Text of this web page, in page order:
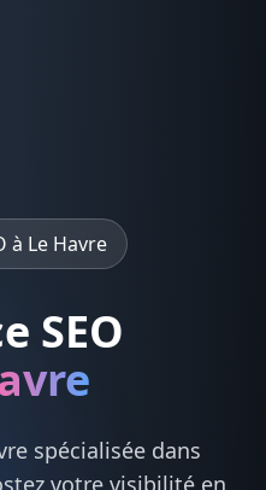
à Le Havre
SEO
spécialisée dans
votre visibilité en